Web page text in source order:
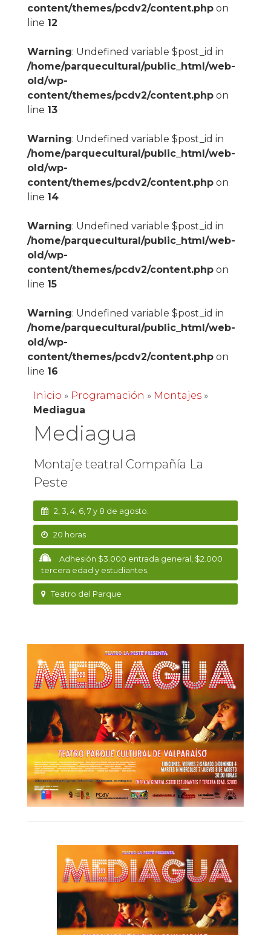
content/themes/pcdv2/content.phpon
line 12
Warning: Undefined variable $post_id in
/home/parquecultural/public_html/web-
old/wp-
content/themes/pcdv2/content.phpon
line 13
Warning: Undefined variable $post_id in
/home/parquecultural/public_html/web-
old/wp-
content/themes/pcdv2/content.phpon
line 14
Warning: Undefined variable $post_id in
/home/parquecultural/public_html/web-
old/wp-
content/themes/pcdv2/content.phpon
line 15
Warning: Undefined variable $post_id in
/home/parquecultural/public_html/web-
old/wp-
content/themes/pcdv2/content.phpon
line 16
Inicio » Programación » Montajes»
Mediagua
Mediagua
Montaje teatral Compañía La
Peste
2, 3, 4, 6, 7 y 8 de agosto.
20 horas
Adhesión $3.000 entrada general, $2.000
tercera edad y estudiantes.
Teatro del Parque